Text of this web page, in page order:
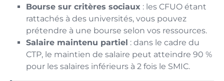
Bourse sur critères sociaux : les CFUO étant
rattachés à des universités, vous pouvez
prétendre à une bourse selon vos ressources.
Salaire maintenu partiel : dans le cadre du
CTP, le maintien de salaire peut atteindre 90 %
pour les salaires inférieurs à 2 fois le SMIC.